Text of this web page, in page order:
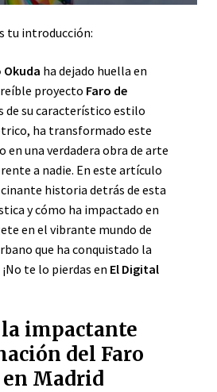
tu introducción:
ha dejado huella en
proyecto Faro de
de su característico estilo
ha transformado este
una verdadera obra de arte
a nadie. En este artículo
historia detrás de esta
y cómo ha impactado en
en el vibrante mundo de
que ha conquistado la
te lo pierdas en El Digital
la impactante
del Faro
en Madrid